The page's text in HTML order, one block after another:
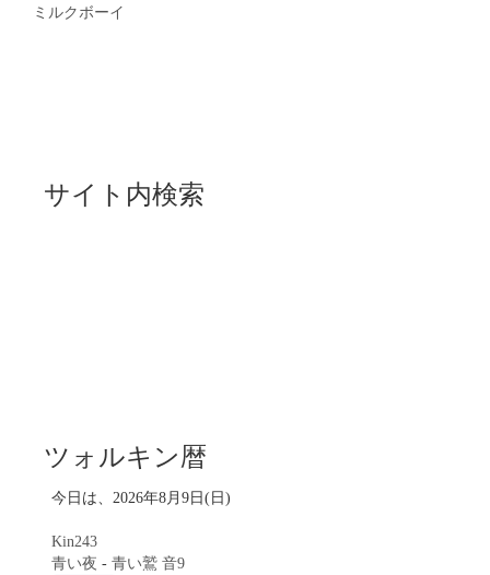
ミルクボーイ
サイト内検索
ツォルキン暦
今日は、2026年8月9日(日)
Kin243
青い夜 - 青い鷲 音9